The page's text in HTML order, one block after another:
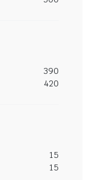
390
420
15
15